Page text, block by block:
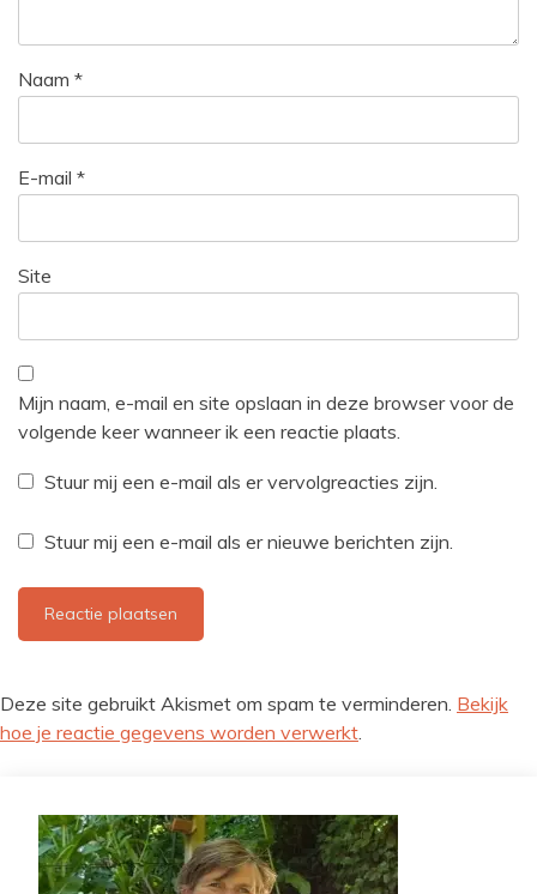
Naam *
E-mail *
Site
Mijn naam, e-mail en site opslaan in deze browser voor de
volgende keer wanneer ik een reactie plaats.
Stuur mij een e-mail als er vervolgreacties zijn.
Stuur mij een e-mail als er nieuwe berichten zijn.
Deze site gebruikt Akismet om spam te verminderen. Bekijk
hoe je reactie gegevens worden verwerkt.